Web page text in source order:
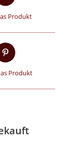
Produkt
Produkt